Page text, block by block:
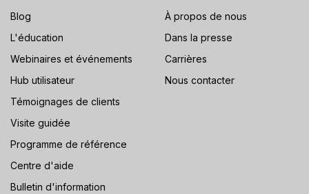
Blog
L'éducation
Webinaires et événements
Hub utilisateur
Témoignages de clients
Visite guidée
Programme de référence
Centre d'aide
Bulletin d'information
À propos de nous
Dans la presse
Carrières
Nous contacter